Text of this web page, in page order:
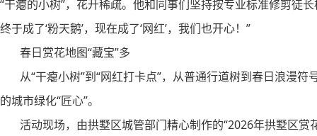
“干瘪的小树”，花开稀疏。他和同事们坚持按专业标准修剪徒
终于成了‘粉天鹅’，现在成了‘网红’，我们也开心！”
春日赏花地图“藏宝”多
从“干瘪小树”到“网红打卡点”，从普通行道树到春日浪漫符
的城市绿化“匠心”。
活动现场，由拱墅区城管部门精心制作的“2026年拱墅区赏